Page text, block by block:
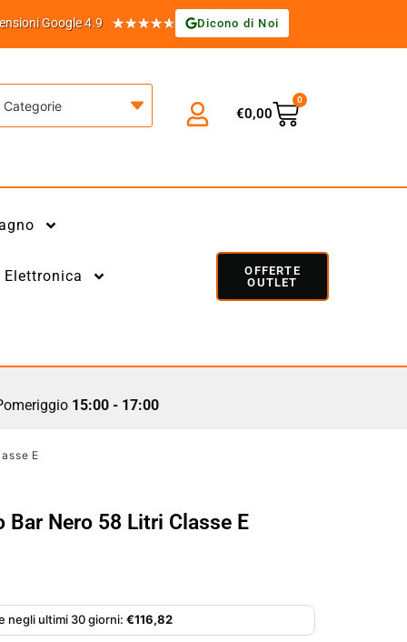
Google 4.9 ★★★★★ Dicono di Noi
Categorie €0,00
0
Elettronica
OFFERTE
OUTLET
15:00 - 17:00
E
Bar Nero 58 Litri Classe E
negli ultimi 30 giorni: €116,82